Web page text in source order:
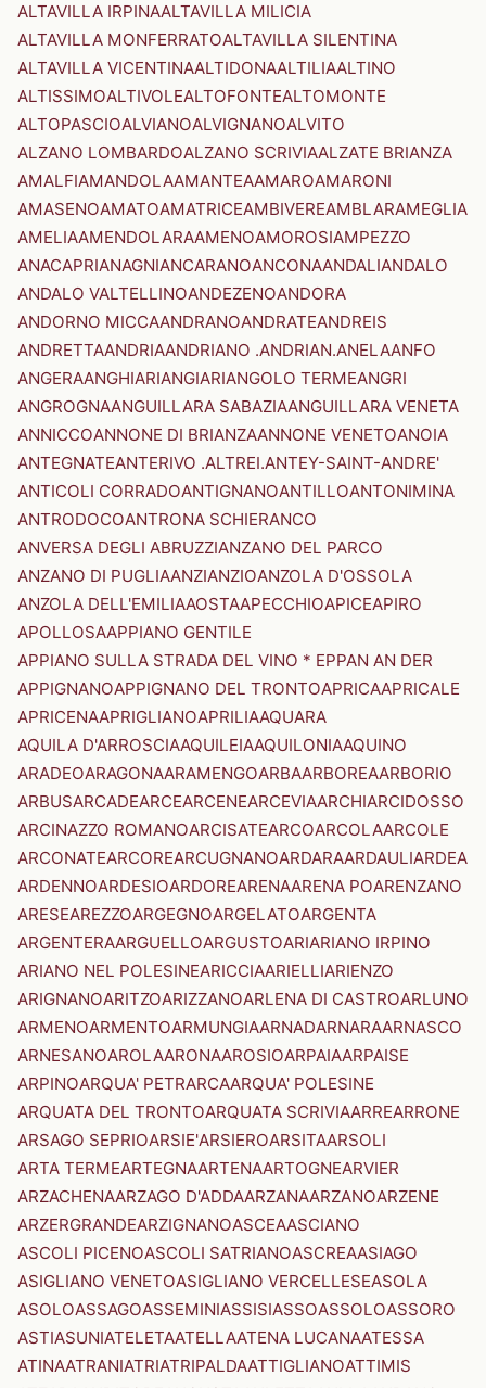
ALTAVILLA IRPINAALTAVILLA MILICIA
ALTAVILLA MONFERRATOALTAVILLA SILENTINA
ALTAVILLA VICENTINAALTIDONAALTILIAALTINO
ALTISSIMOALTIVOLEALTOFONTEALTOMONTE
ALTOPASCIOALVIANOALVIGNANOALVITO
ALZANO LOMBARDOALZANO SCRIVIAALZATE BRIANZA
AMALFIAMANDOLAAMANTEAAMAROAMARONI
AMASENOAMATOAMATRICEAMBIVEREAMBLARAMEGLIA
AMELIAAMENDOLARAAMENOAMOROSIAMPEZZO
ANACAPRIANAGNIANCARANOANCONAANDALIANDALO
ANDALO VALTELLINOANDEZENOANDORA
ANDORNO MICCAANDRANOANDRATEANDREIS
ANDRETTAANDRIAANDRIANO .ANDRIAN.ANELAANFO
ANGERAANGHIARIANGIARIANGOLO TERMEANGRI
ANGROGNAANGUILLARA SABAZIAANGUILLARA VENETA
ANNICCOANNONE DI BRIANZAANNONE VENETOANOIA
ANTEGNATEANTERIVO .ALTREI.ANTEY-SAINT-ANDRE'
ANTICOLI CORRADOANTIGNANOANTILLOANTONIMINA
ANTRODOCOANTRONA SCHIERANCO
ANVERSA DEGLI ABRUZZIANZANO DEL PARCO
ANZANO DI PUGLIAANZIANZIOANZOLA D'OSSOLA
ANZOLA DELL'EMILIAAOSTAAPECCHIOAPICEAPIRO
APOLLOSAAPPIANO GENTILE
APPIANO SULLA STRADA DEL VINO * EPPAN AN DER
APPIGNANOAPPIGNANO DEL TRONTOAPRICAAPRICALE
APRICENAAPRIGLIANOAPRILIAAQUARA
AQUILA D'ARROSCIAAQUILEIAAQUILONIAAQUINO
ARADEOARAGONAARAMENGOARBAARBOREAARBORIO
ARBUSARCADEARCEARCENEARCEVIAARCHIARCIDOSSO
ARCINAZZO ROMANOARCISATEARCOARCOLAARCOLE
ARCONATEARCOREARCUGNANOARDARAARDAULIARDEA
ARDENNOARDESIOARDOREARENAARENA POARENZANO
ARESEAREZZOARGEGNOARGELATOARGENTA
ARGENTERAARGUELLOARGUSTOARIARIANO IRPINO
ARIANO NEL POLESINEARICCIAARIELLIARIENZO
ARIGNANOARITZOARIZZANOARLENA DI CASTROARLUNO
ARMENOARMENTOARMUNGIAARNADARNARAARNASCO
ARNESANOAROLAARONAAROSIOARPAIAARPAISE
ARPINOARQUA' PETRARCAARQUA' POLESINE
ARQUATA DEL TRONTOARQUATA SCRIVIAARREARRONE
ARSAGO SEPRIOARSIE'ARSIEROARSITAARSOLI
ARTA TERMEARTEGNAARTENAARTOGNEARVIER
ARZACHENAARZAGO D'ADDAARZANAARZANOARZENE
ARZERGRANDEARZIGNANOASCEAASCIANO
ASCOLI PICENOASCOLI SATRIANOASCREAASIAGO
ASIGLIANO VENETOASIGLIANO VERCELLESEASOLA
ASOLOASSAGOASSEMINIASSISIASSOASSOLOASSORO
ASTIASUNIATELETAATELLAATENA LUCANAATESSA
ATINAATRANIATRIATRIPALDAATTIGLIANOATTIMIS